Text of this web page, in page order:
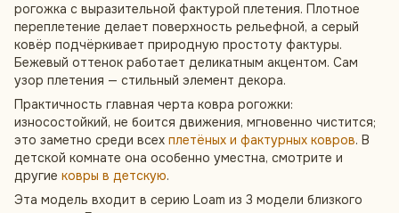
рогожка с выразительной фактурой плетения. Плотное
переплетение делает поверхность рельефной, а серый
ковёр подчёркивает природную простоту фактуры.
Бежевый оттенок работает деликатным акцентом. Сам
узор плетения — стильный элемент декора.
Практичность главная черта ковра рогожки:
износостойкий, не боится движения, мгновенно чистится;
это заметно среди всех плетёных и фактурных ковров. В
детской комнате она особенно уместна, смотрите и
другие ковры в детскую.
Эта модель входит в серию Loam из 3 модели близкого